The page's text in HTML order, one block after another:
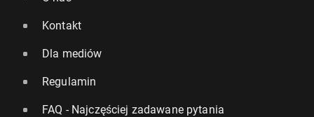
Kontakt
Dla mediów
Regulamin
FAQ - Najczęściej zadawane pytania